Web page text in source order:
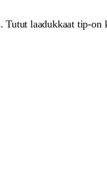
Tutut laadukkaat tip-on